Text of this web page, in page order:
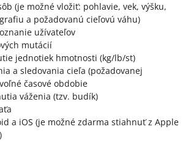
(je možné vložiť: pohlavie, vek, výšku,
a požadovanú cieľovú váhu)
užívateľov
mutácií
jednotiek hmotnosti (kg/lb/st)
a sledovania cieľa (požadovanej
časové obdobie
váženia (tzv. budík)
a iOS (je možné zdarma stiahnuť z Apple